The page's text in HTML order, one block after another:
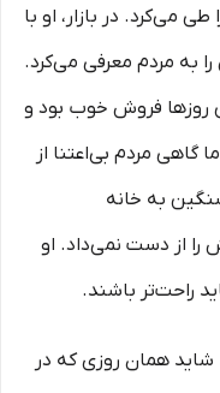
می‌کرد. در بازار، او با
به مردم معرفی می‌کرد.
روزها فروش خوب بود و
گاهی مردم بی‌اعتنا از
به خانه
را از دست نمی‌داد. او
راحت‌تر باشند.
شاید همان روزی که در